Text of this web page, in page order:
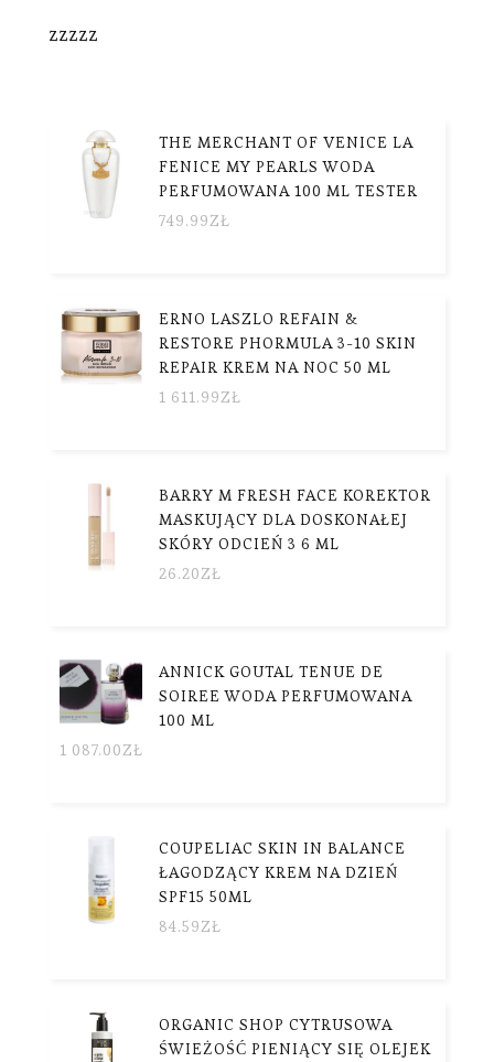
zzzzz
THE MERCHANT OF VENICE LA
FENICE MY PEARLS WODA
PERFUMOWANA 100 ML TESTER
749.99ZŁ
ERNO LASZLO REFAIN &
RESTORE PHORMULA 3-10 SKIN
REPAIR KREM NA NOC 50 ML
1 611.99ZŁ
BARRY M FRESH FACE KOREKTOR
MASKUJĄCY DLA DOSKONAŁEJ
SKÓRY ODCIEŃ 3 6 ML
26.20ZŁ
ANNICK GOUTAL TENUE DE
SOIREE WODA PERFUMOWANA
100 ML
1 087.00ZŁ
COUPELIAC SKIN IN BALANCE
ŁAGODZĄCY KREM NA DZIEŃ
SPF15 50ML
84.59ZŁ
ORGANIC SHOP CYTRUSOWA
ŚWIEŻOŚĆ PIENIĄCY SIĘ OLEJEK